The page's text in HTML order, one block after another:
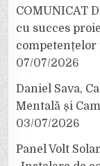
COMUNICAT
cu succes
07/07/2026
Daniel Sava,
Mentală și
03/07/2026
Panel Volt